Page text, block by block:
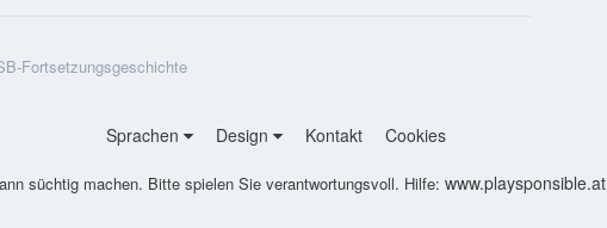
Fortsetzungsgeschichte
Sprachen Design Kontakt Cookies
süchtig machen. Bitte spielen Sie verantwortungsvoll. Hilfe: www.playsponsible.at